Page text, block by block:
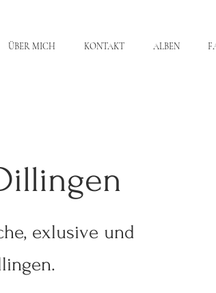
ÜBER MICH KONTAKT ALBEN
exlusive und